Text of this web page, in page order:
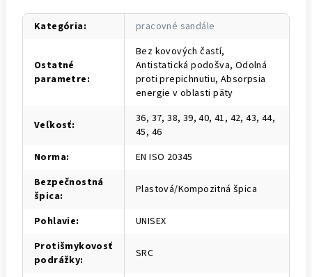
Kategória: pracovné sandále
Ostatné
parametre:
Bez kovových častí,
Antistatická podošva, Odolná
proti prepichnutiu, Absorpsia
energie v oblasti päty
Veľkosť:
36, 37, 38, 39, 40, 41, 42, 43, 44,
45, 46
Norma:
EN ISO 20345
Bezpečnostná
špica: Plastová/Kompozitná špica
Pohlavie:
UNISEX
Protišmykovosť
podrážky: SRC